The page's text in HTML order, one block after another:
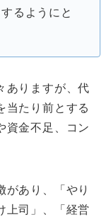
るようにと
ありますが、代
当たり前とする
資金不足、コン
があり、「やり
上司」、「経営